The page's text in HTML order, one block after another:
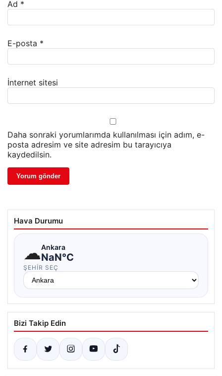
Ad *
E-posta *
İnternet sitesi
Daha sonraki yorumlarımda kullanılması için adım, e-
posta adresim ve site adresim bu tarayıcıya
kaydedilsin.
Hava Durumu
☁Ankara
NaN°C
ŞEHIR SEÇ
Bizi Takip Edin